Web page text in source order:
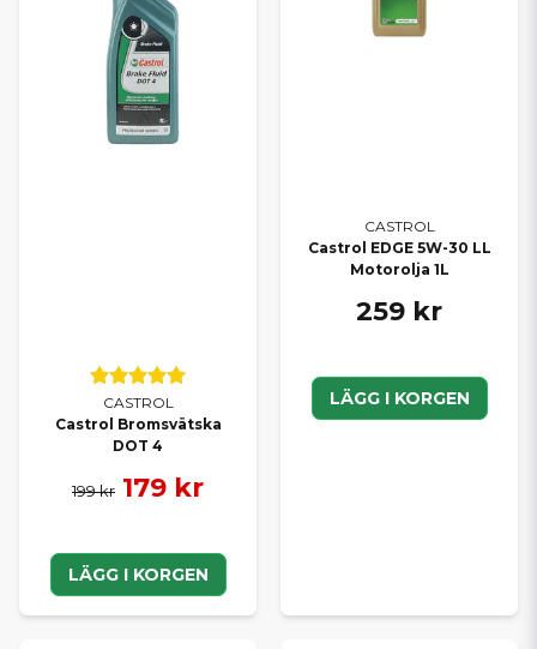
CASTROL
Castrol Bromsvätska
DOT 4
199 kr 179 kr
LÄGG I KORGEN
CASTROL
Castrol EDGE 5W-30 LL
Motorolja 1L
259 kr
LÄGG I KORGEN